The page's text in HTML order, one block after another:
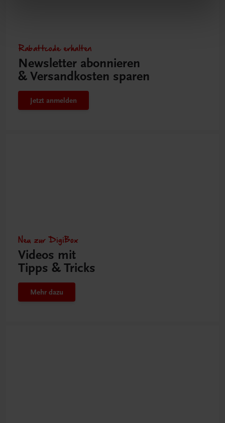
Rabattcode erhalten
Newsletter abonnieren
& Versandkosten sparen
Jetzt anmelden
Neu zur DigiBox
Videos mit
Tipps & Tricks
Mehr dazu